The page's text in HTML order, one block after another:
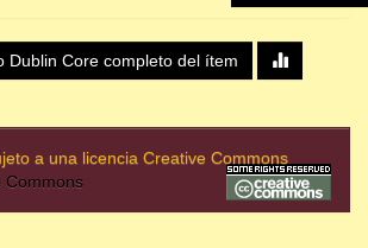
Dublin Core completo del ítem
a una licencia Creative Commons
Commons